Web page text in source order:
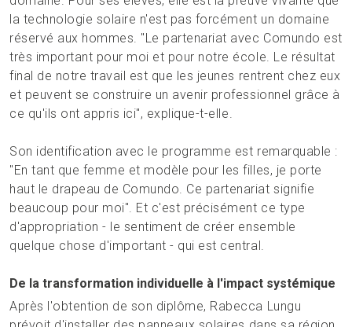
la technologie solaire n'est pas forcément un domaine
réservé aux hommes. "Le partenariat avec Comundo est
très important pour moi et pour notre école. Le résultat
final de notre travail est que les jeunes rentrent chez eux
et peuvent se construire un avenir professionnel grâce à
ce qu'ils ont appris ici", explique-t-elle.
Son identification avec le programme est remarquable :
"En tant que femme et modèle pour les filles, je porte
haut le drapeau de Comundo. Ce partenariat signifie
beaucoup pour moi". Et c'est précisément ce type
d'appropriation - le sentiment de créer ensemble
quelque chose d'important - qui est central.
De la transformation individuelle à l'impact systémique
Après l'obtention de son diplôme, Rabecca Lungu